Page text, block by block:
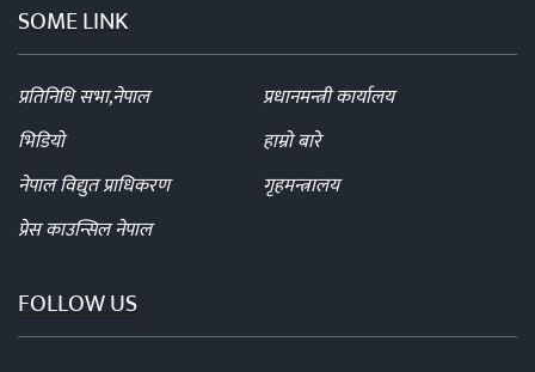
SOME LINK
प्रतिनिधि सभा,नेपाल
प्रधानमन्त्री कार्यालय
भिडियो
हाम्रो बारे
नेपाल विद्युत प्राधिकरण
गृहमन्त्रालय
प्रेस काउन्सिल नेपाल
FOLLOW US